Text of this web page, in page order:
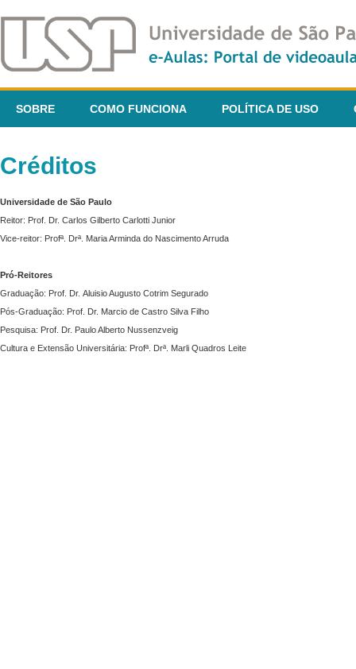
SOBRE COMO FUNCIONA POLÍTICA DE USO
Créditos
Universidade de São Paulo
Reitor: Prof. Dr. Carlos Gilberto Carlotti Junior
Vice-reitor: Profª. Drª. Maria Arminda do Nascimento Arruda
Pró-Reitores
Graduação: Prof. Dr. Aluisio Augusto Cotrim Segurado
Pós-Graduação: Prof. Dr. Marcio de Castro Silva Filho
Pesquisa: Prof. Dr. Paulo Alberto Nussenzveig
Cultura e Extensão Universitária: Profª. Drª. Marli Quadros Leite